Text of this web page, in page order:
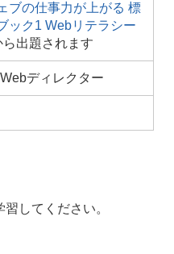
ブの仕事力が上がる 標
ック1 Webリテラシー
ら出題されます
ディレクター
してください。